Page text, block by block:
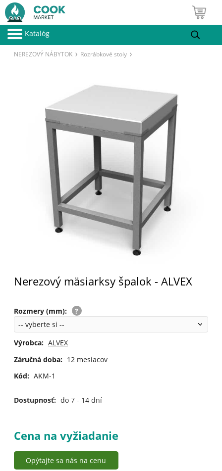
Katalóg
NEREZOVÝ NÁBYTOK Rozrábkové stoly
Nerezový mäsiarksy špalok - ALVEX
Rozmery (mm):
Výrobca: ALVEX
Záručná doba: 12 mesiacov
Kód: AKM-1
Dostupnosť: do 7 - 14 dní
Cena na vyžiadanie
Opýtajte sa nás na cenu